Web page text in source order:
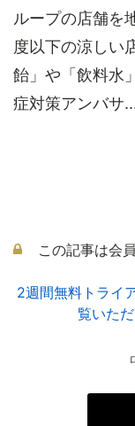
ループの店舗を
度以下の涼しい
飴」や「飲料水
症対策アンバサ
この記事は会
2週間無料トライ
覧いた